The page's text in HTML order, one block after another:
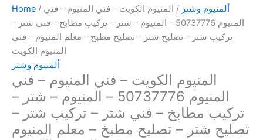
Home / ألمنيوم وشتر / المنيوم الكويت – فني المنيوم – فني
المنيوم 50737776 – المنيوم – شتر – تركيب مطابخ – فني شتر –
تركيب شتر – تصليح شتر – تصليح مطبخ – معلم المنيوم – فني
المنيوم الكويت
ألمنيوم وشتر
المنيوم الكويت – فني المنيوم – فني
المنيوم 50737776 – المنيوم – شتر –
تركيب مطابخ – فني شتر – تركيب شتر –
تصليح شتر – تصليح مطبخ – معلم المنيوم